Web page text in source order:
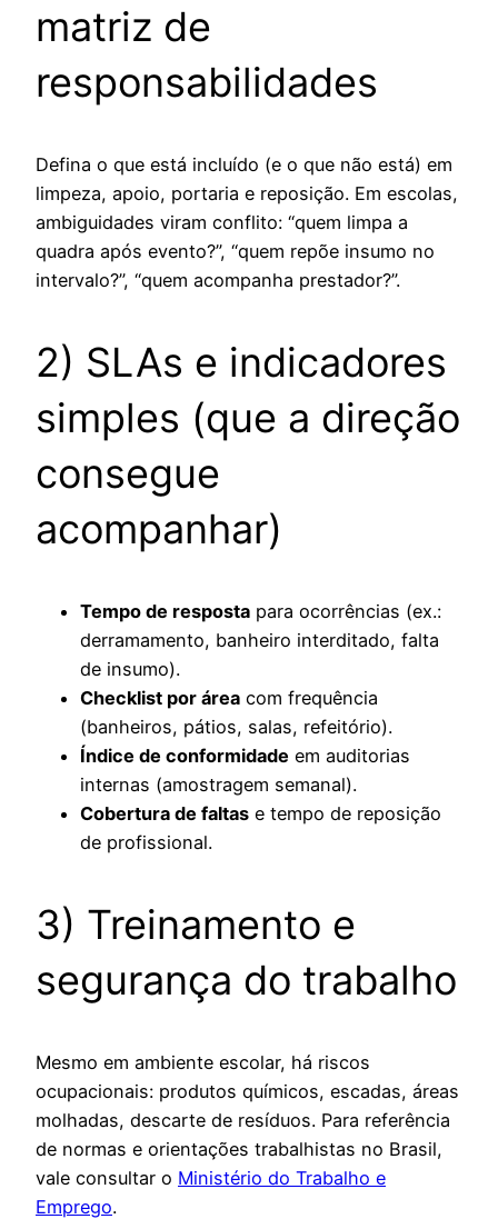
matriz de
responsabilidades
Defina o que está incluído (e o que não está) em
limpeza, apoio, portaria e reposição. Em escolas,
ambiguidades viram conflito: “quem limpa a
quadra após evento?”, “quem repõe insumo no
intervalo?”, “quem acompanha prestador?”.
2) SLAs e indicadores
simples (que a direção
consegue
acompanhar)
Tempo de resposta para ocorrências (ex.:
derramamento, banheiro interditado, falta
de insumo).
Checklist por área com frequência
(banheiros, pátios, salas, refeitório).
Índice de conformidade em auditorias
internas (amostragem semanal).
Cobertura de faltas e tempo de reposição
de profissional.
3) Treinamento e
segurança do trabalho
Mesmo em ambiente escolar, há riscos
ocupacionais: produtos químicos, escadas, áreas
molhadas, descarte de resíduos. Para referência
de normas e orientações trabalhistas no Brasil,
vale consultar o Ministério do Trabalho e
Emprego.